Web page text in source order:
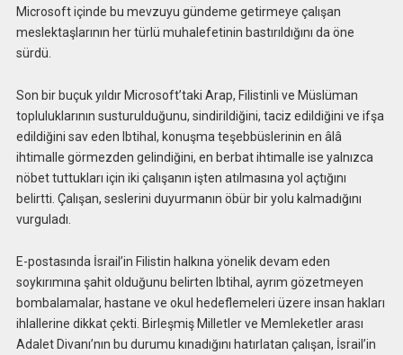
Microsoft içinde bu mevzuyu gündeme getirmeye çalışan
meslektaşlarının her türlü muhalefetinin bastırıldığını da öne
sürdü.
Son bir buçuk yıldır Microsoft’taki Arap, Filistinli ve Müslüman
topluluklarının susturulduğunu, sindirildiğini, taciz edildiğini ve ifşa
edildiğini sav eden Ibtihal, konuşma teşebbüslerinin en âlâ
ihtimalle görmezden gelindiğini, en berbat ihtimalle ise yalnızca
nöbet tuttukları için iki çalışanın işten atılmasına yol açtığını
belirtti. Çalışan, seslerini duyurmanın öbür bir yolu kalmadığını
vurguladı.
E-postasında İsrail’in Filistin halkına yönelik devam eden
soykırımına şahit olduğunu belirten Ibtihal, ayrım gözetmeyen
bombalamalar, hastane ve okul hedeflemeleri üzere insan hakları
ihlallerine dikkat çekti. Birleşmiş Milletler ve Memleketler arası
Adalet Divanı’nın bu durumu kınadığını hatırlatan çalışan, İsrail’in